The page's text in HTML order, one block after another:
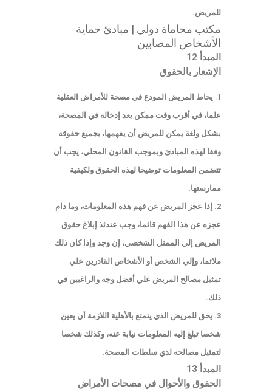
للمريض.
مكتب محاماة دولي | مبادئ حماية
الأشخاص المصابين
المبدأ 12
الإشعار بالحقوق
يحاط المريض المودع في مصحة للأمراض العقلية
علما، في أقرب وقت ممكن بعد إدخاله في المصحة،
بشكل ولغة يمكن للمريض أن يفهمها، بجميع حقوقه
وفقا لهذه المبادئ وبموجب القانون المحلي، يجب أن
تتضمن المعلومات توضيحا لهذه الحقوق ولكيفية
ممارستها.
2. إذا عجز المريض عن فهم هذه المعلومات، وما دام
عجزه عن هذا الفهم قائما، وجب عندئذ إبلاغ حقوق
المريض إلي الممثل الشخصي، إن وجد وإذا كان ذلك
ملائما، وإلي الشخص أو الأشخاص القادرين علي
تمثيل مصالح المريض علي أفضل وجه والراغبين في
ذلك.
3. يحق للمريض الذي يتمتع بالأهلية اللازمة أن يعين
شخصا تبلغ إليه المعلومات نيابة عنه، وكذلك شخصا
لتمثيل مصالحه لدي سلطات المصحة.
المبدأ 13
الحقوق والأحوال في مصحات الأمراض